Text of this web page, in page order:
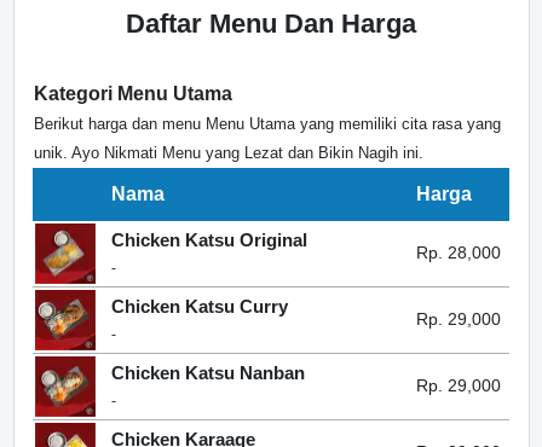
Daftar Menu Dan Harga
Kategori Menu Utama
Berikut harga dan menu Menu Utama yang memiliki cita rasa yang
unik. Ayo Nikmati Menu yang Lezat dan Bikin Nagih ini.
Nama Harga
Chicken Katsu Original
-
Rp. 28,000
Chicken Katsu Curry
-
Rp. 29,000
Chicken Katsu Nanban
-
Rp. 29,000
Chicken Karaage